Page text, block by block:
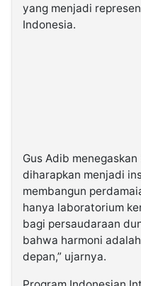
yang menjadi
Indonesia.
Gus Adib
diharapkan menjadi
membangun
hanya laboratorium
bagi persaudaraan
bahwa harmoni
depan,” ujarnya.